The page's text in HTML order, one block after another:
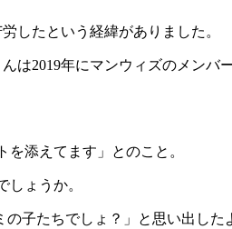
したという経緯がありました。
は2019年にマンウィズのメン
添えてます」とのこと。
ょうか。
子たちでしょ？」と思い出した